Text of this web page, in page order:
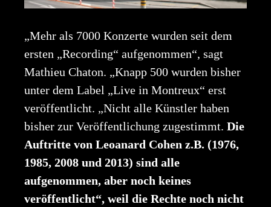
„Mehr als 7000 Konzerte wurden seit dem
ersten „Recording“ aufgenommen“, sagt
Mathieu Chaton. „Knapp 500 wurden bisher
unter dem Label „Live in Montreux“ erst
veröffentlicht. „Nicht alle Künstler haben
bisher zur Veröffentlichung zugestimmt. Die
Auftritte von Leoanard Cohen z.B. (1976,
1985, 2008 und 2013) sind alle
aufgenommen, aber noch keines
veröffentlicht“, weil die Rechte noch nicht